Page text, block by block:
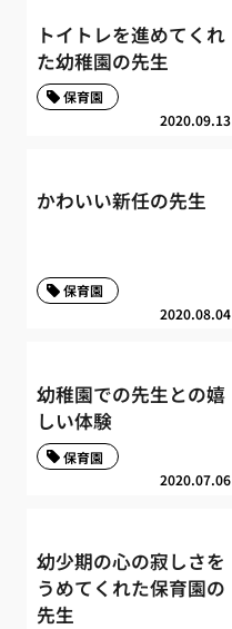
トイトレを進めてくれ
た幼稚園の先生
2020.09.13
保育園
かわいい新任の先生
2020.08.04
保育園
幼稚園での先生との嬉
しい体験
2020.07.06
保育園
幼少期の心の寂しさを
うめてくれた保育園の
先生